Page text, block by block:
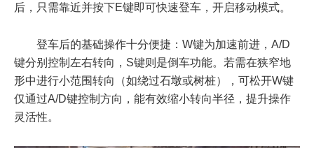
后，只需靠近并按下E键即可快速登车，开启移动模式。
登车后的基础操作十分便捷：W键为加速前进，A/D
键分别控制左右转向，S键则是倒车功能。若需在狭窄地
形中进行小范围转向（如绕过石墩或树桩），可松开W键
仅通过A/D键控制方向，能有效缩小转向半径，提升操作
灵活性。